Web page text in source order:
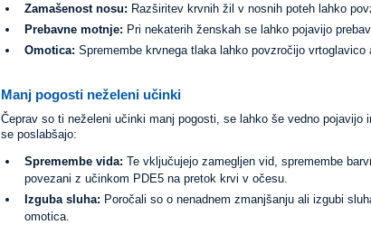
Zamašenost nosu: Razširitev krvnih žil v nosnih poteh lahko
Prebavne motnje: Pri nekaterih ženskah se lahko pojavijo
Omotica: Spremembe krvnega tlaka lahko povzročijo
Manj pogosti neželeni učinki
Čeprav so ti neželeni učinki manj pogosti, se lahko še vedno
se poslabšajo:
Spremembe vida: Te vključujejo zamegljen vid, spremembe
povezani z učinkom PDE5 na pretok krvi v očesu.
Izguba sluha: Poročali so o nenadnem zmanjšanju ali izgubi
omotica.